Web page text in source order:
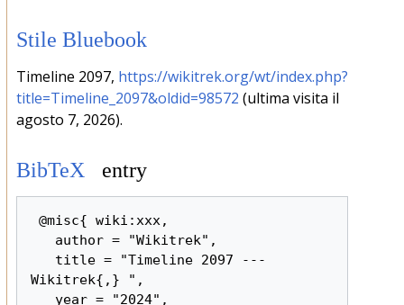
Stile Bluebook
Timeline 2097, https://wikitrek.org/wt/index.php?
title=Timeline_2097&oldid=98572 (ultima visita il
agosto 7, 2026).
BibTeX entry
@misc{ wiki:xxx,
Wikitrek{,} ",